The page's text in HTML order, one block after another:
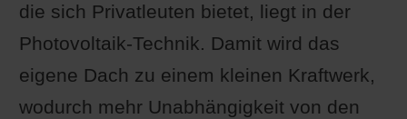
die sich Privatleuten bietet, liegt in der
Photovoltaik-Technik. Damit wird das
eigene Dach zu einem kleinen Kraftwerk,
wodurch mehr Unabhängigkeit von den